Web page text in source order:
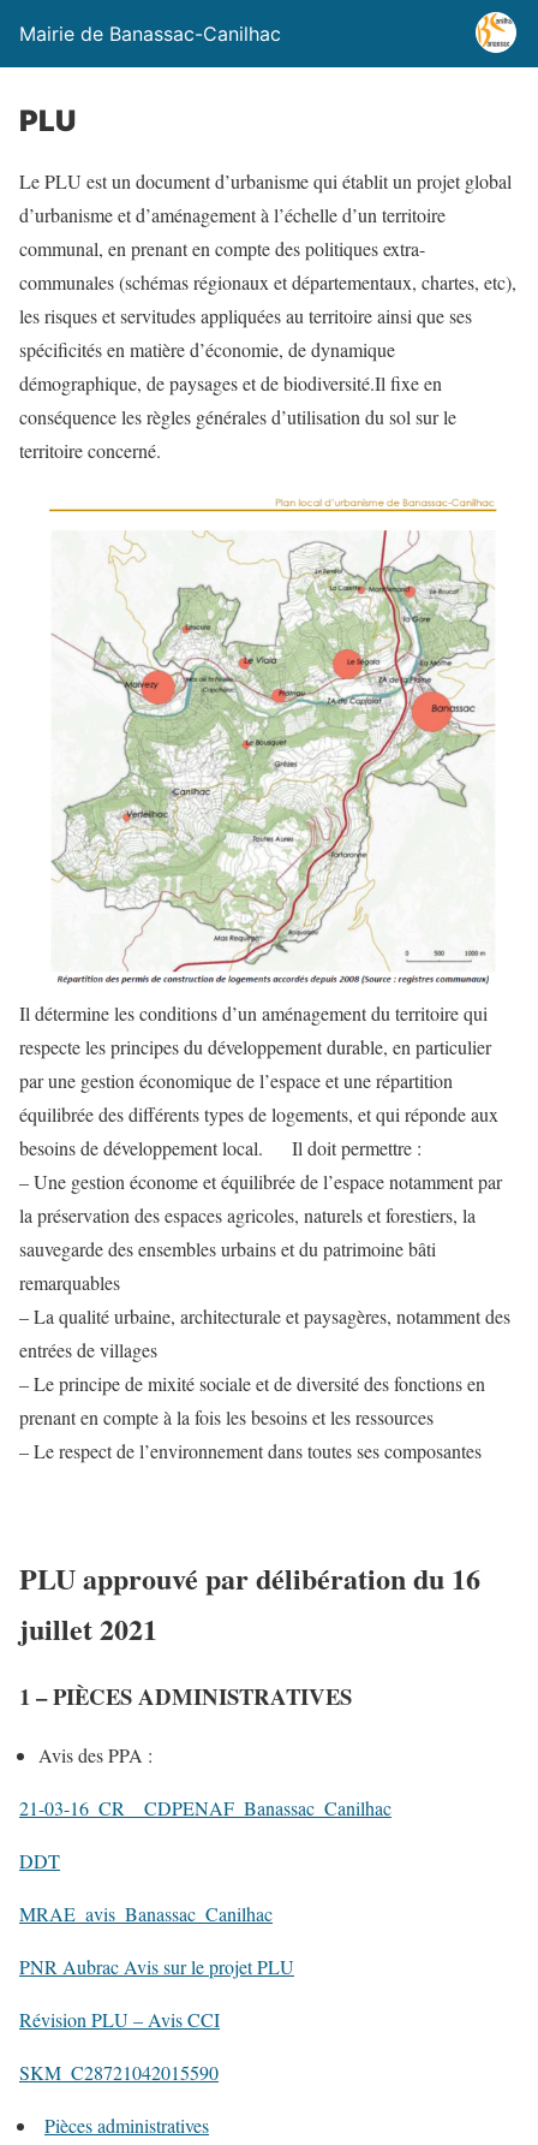
Mairie de Banassac-Canilhac
PLU
Le PLU est un document d’urbanisme qui établit un projet global
d’urbanisme et d’aménagement à l’échelle d’un territoire
communal, en prenant en compte des politiques extra-
communales (schémas régionaux et départementaux, chartes, etc),
les risques et servitudes appliquées au territoire ainsi que ses
spécificités en matière d’économie, de dynamique
démographique, de paysages et de biodiversité.Il fixe en
conséquence les règles générales d’utilisation du sol sur le
territoire concerné.
Il détermine les conditions d’un aménagement du territoire qui
respecte les principes du développement durable, en particulier
par une gestion économique de l’espace et une répartition
équilibrée des différents types de logements, et qui réponde aux
besoins de développement local. Il doit permettre :
– Une gestion économe et équilibrée de l’espace notamment par
la préservation des espaces agricoles, naturels et forestiers, la
sauvegarde des ensembles urbains et du patrimoine bâti
remarquables
– La qualité urbaine, architecturale et paysagères, notamment des
entrées de villages
– Le principe de mixité sociale et de diversité des fonctions en
prenant en compte à la fois les besoins et les ressources
– Le respect de l’environnement dans toutes ses composantes
PLU approuvé par délibération du 16
juillet 2021
1 – PIÈCES ADMINISTRATIVES
Avis des PPA :
21-03-16_CR__CDPENAF_Banassac_Canilhac
DDT
MRAE_avis_Banassac_Canilhac
PNR Aubrac Avis sur le projet PLU
Révision PLU – Avis CCI
SKM_C28721042015590
Pièces administratives